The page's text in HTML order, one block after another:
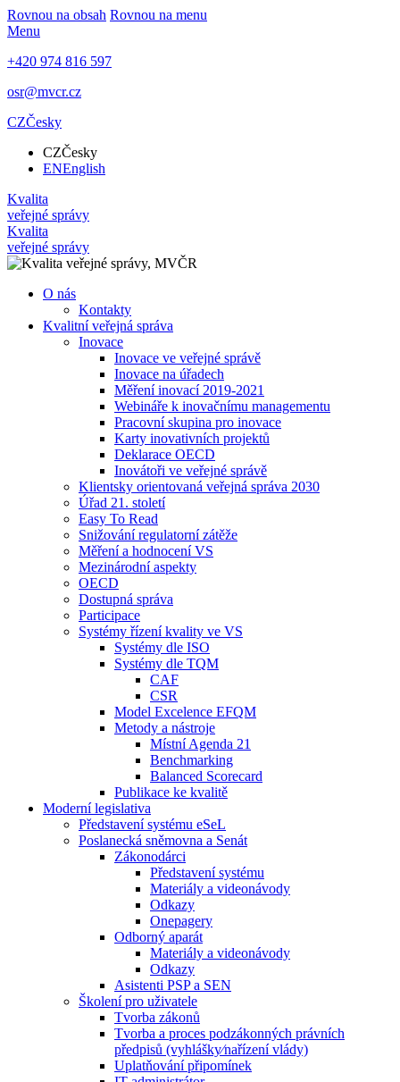
Rovnou na obsah Rovnou na menu
Menu
+420 974 816 597
osr@mvcr.cz
CZČesky
CZČesky
ENEnglish
Kvalita
veřejné správy
Kvalita
veřejné správy
O nás
Kontakty
Kvalitní veřejná správa
Inovace
Inovace ve veřejné správě
Inovace na úřadech
Měření inovací 2019-2021
Webináře k inovačnímu managementu
Pracovní skupina pro inovace
Karty inovativních projektů
Deklarace OECD
Inovátoři ve veřejné správě
Klientsky orientovaná veřejná správa 2030
Úřad 21. století
Easy To Read
Snižování regulatorní zátěže
Měření a hodnocení VS
Mezinárodní aspekty
OECD
Dostupná správa
Participace
Systémy řízení kvality ve VS
Systémy dle ISO
Systémy dle TQM
CAF
CSR
Model Excelence EFQM
Metody a nástroje
Místní Agenda 21
Benchmarking
Balanced Scorecard
Publikace ke kvalitě
Moderní legislativa
Představení systému eSeL
Poslanecká sněmovna a Senát
Zákonodárci
Představení systému
Materiály a videonávody
Odkazy
Onepagery
Odborný aparát
Materiály a videonávody
Odkazy
Asistenti PSP a SEN
Školení pro uživatele
Tvorba zákonů
Tvorba a proces podzákonných právních
předpisů (vyhlášky⁄nařízení vlády)
Uplatňování připomínek